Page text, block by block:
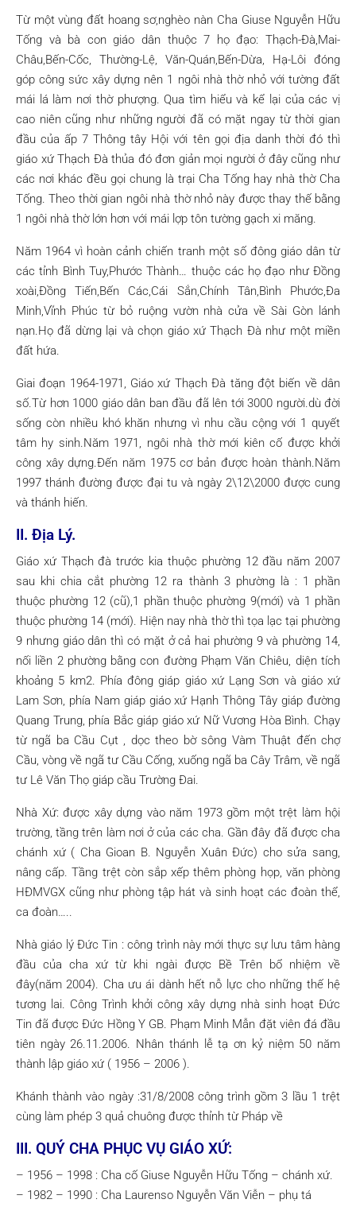
Từ một vùng đất hoang sơ,nghèo nàn Cha Giuse Nguyễn Hữu
Tống và bà con giáo dân thuộc 7 họ đạo: Thạch-Đà,Mai-
Châu,Bến-Cốc, Thường-Lệ, Văn-Quán,Bến-Dừa, Hạ-Lôi đóng
góp công sức xây dựng nên 1 ngôi nhà thờ nhỏ với tường đất
mái lá làm nơi thờ phượng. Qua tìm hiểu và kể lại của các vị
cao niên cũng như những người đã có mặt ngay từ thời gian
đầu của ấp 7 Thông tây Hội với tên gọi địa danh thời đó thì
giáo xứ Thạch Đà thủa đó đơn giản mọi người ở đây cũng như
các nơi khác đều gọi chung là trại Cha Tống hay nhà thờ Cha
Tống. Theo thời gian ngôi nhà thờ nhỏ này được thay thế bằng
1 ngôi nhà thờ lớn hơn với mái lợp tôn tường gạch xi măng.
Năm 1964 vì hoàn cảnh chiến tranh một số đông giáo dân từ
các tỉnh Bình Tuy,Phước Thành… thuộc các họ đạo như Đồng
xoài,Đồng Tiến,Bến Các,Cái Sắn,Chính Tân,Bình Phước,Đa
Minh,Vĩnh Phúc từ bỏ ruộng vườn nhà cửa về Sài Gòn lánh
nạn.Họ đã dừng lại và chọn giáo xứ Thạch Đà như một miền
đất hứa.
Giai đoạn 1964-1971, Giáo xứ Thạch Đà tăng đột biến về dân
số.Từ hơn 1000 giáo dân ban đầu đã lên tới 3000 người.dù đời
sống còn nhiều khó khăn nhưng vì nhu cầu cộng với 1 quyết
tâm hy sinh.Năm 1971, ngôi nhà thờ mới kiên cố được khởi
công xây dựng.Đến năm 1975 cơ bản được hoàn thành.Năm
1997 thánh đường được đại tu và ngày 2\12\2000 được cung
và thánh hiến.
II. Địa Lý.
Giáo xứ Thạch đà trước kia thuộc phường 12 đầu năm 2007
sau khi chia cắt phường 12 ra thành 3 phường là : 1 phần
thuộc phường 12 (cũ),1 phần thuộc phường 9(mới) và 1 phần
thuộc phường 14 (mới). Hiện nay nhà thờ thì tọa lạc tại phường
9 nhưng giáo dân thì có mặt ở cả hai phường 9 và phường 14,
nối liền 2 phường bằng con đường Phạm Văn Chiêu, diện tích
khoảng 5 km2. Phía đông giáp giáo xứ Lạng Sơn và giáo xứ
Lam Sơn, phía Nam giáp giáo xứ Hạnh Thông Tây giáp đường
Quang Trung, phía Bắc giáp giáo xứ Nữ Vương Hòa Bình. Chạy
từ ngã ba Cầu Cụt , dọc theo bờ sông Vàm Thuật đến chợ
Cầu, vòng về ngã tư Cầu Cống, xuống ngã ba Cây Trâm, về ngã
tư Lê Văn Thọ giáp cầu Trường Đai.
Nhà Xứ: được xây dựng vào năm 1973 gồm một trệt làm hội
trường, tầng trên làm nơi ở của các cha. Gần đây đã được cha
chánh xứ ( Cha Gioan B. Nguyễn Xuân Đức) cho sửa sang,
nâng cấp. Tầng trệt còn sắp xếp thêm phòng họp, văn phòng
HĐMVGX cũng như phòng tập hát và sinh hoạt các đoàn thể,
ca đoàn…..
Nhà giáo lý Đức Tin : công trình này mới thực sự lưu tâm hàng
đầu của cha xứ từ khi ngài được Bề Trên bổ nhiệm về
đây(năm 2004). Cha ưu ái dành hết nỗ lực cho những thế hệ
tương lai. Công Trình khởi công xây dựng nhà sinh hoạt Đức
Tin đã được Đức Hồng Y GB. Phạm Minh Mẫn đặt viên đá đầu
tiên ngày 26.11.2006. Nhân thánh lễ tạ ơn kỷ niệm 50 năm
thành lập giáo xứ ( 1956 – 2006 ).
Khánh thành vào ngày :31/8/2008 công trình gồm 3 lầu 1 trệt
cùng làm phép 3 quả chuông được thỉnh từ Pháp về
III. QUÝ CHA PHỤC VỤ GIÁO XỨ:
– 1956 – 1998 : Cha cố Giuse Nguyễn Hữu Tống – chánh xứ.
– 1982 – 1990 : Cha Laurenso Nguyễn Văn Viễn – phụ tá